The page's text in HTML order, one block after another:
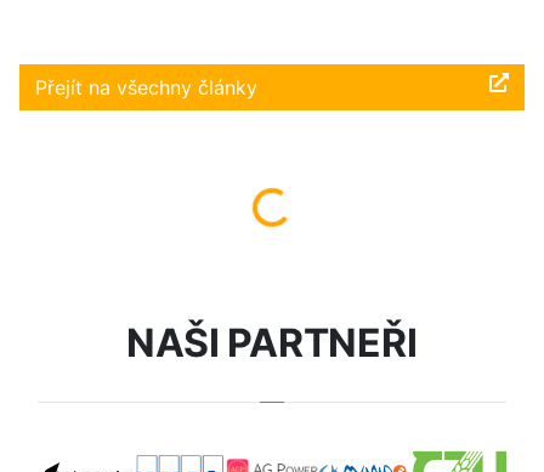
Přejít na všechny články
Načítám...
NAŠI PARTNEŘI